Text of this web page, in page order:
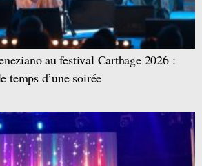
au festival Carthage 2026 :
temps d’une soirée